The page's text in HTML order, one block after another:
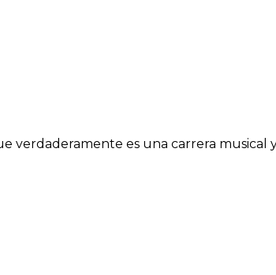
verdaderamente es una carrera musical